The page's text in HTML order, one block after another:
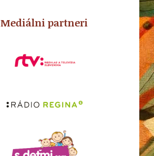
Mediálni partneri